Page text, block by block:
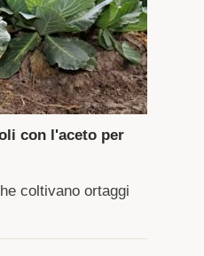
con l'aceto per
coltivano ortaggi